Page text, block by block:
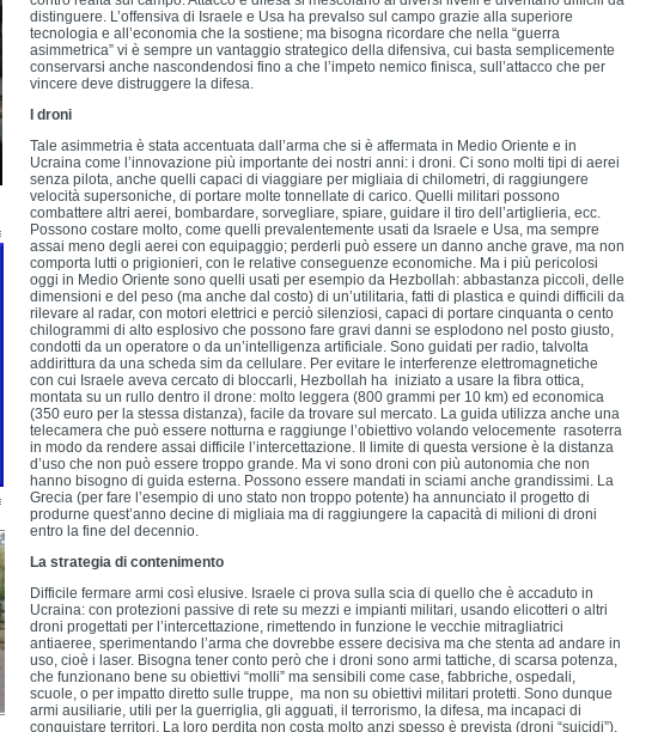
distinguere. L’offensiva di Israele e Usa ha prevalso sul campo grazie alla superiore
tecnologia e all’economia che la sostiene; ma bisogna ricordare che nella “guerra
asimmetrica” vi è sempre un vantaggio strategico della difensiva, cui basta semplicemente
conservarsi anche nascondendosi fino a che l’impeto nemico finisca, sull’attacco che per
vincere deve distruggere la difesa.
I droni
Tale asimmetria è stata accentuata dall’arma che si è affermata in Medio Oriente e in
Ucraina come l’innovazione più importante dei nostri anni: i droni. Ci sono molti tipi di aerei
senza pilota, anche quelli capaci di viaggiare per migliaia di chilometri, di raggiungere
velocità supersoniche, di portare molte tonnellate di carico. Quelli militari possono
combattere altri aerei, bombardare, sorvegliare, spiare, guidare il tiro dell’artiglieria, ecc.
Possono costare molto, come quelli prevalentemente usati da Israele e Usa, ma sempre
assai meno degli aerei con equipaggio; perderli può essere un danno anche grave, ma non
comporta lutti o prigionieri, con le relative conseguenze economiche. Ma i più pericolosi
oggi in Medio Oriente sono quelli usati per esempio da Hezbollah: abbastanza piccoli, delle
dimensioni e del peso (ma anche dal costo) di un’utilitaria, fatti di plastica e quindi difficili da
rilevare al radar, con motori elettrici e perciò silenziosi, capaci di portare cinquanta o cento
chilogrammi di alto esplosivo che possono fare gravi danni se esplodono nel posto giusto,
condotti da un operatore o da un’intelligenza artificiale. Sono guidati per radio, talvolta
addirittura da una scheda sim da cellulare. Per evitare le interferenze elettromagnetiche
con cui Israele aveva cercato di bloccarli, Hezbollah ha iniziato a usare la fibra ottica,
montata su un rullo dentro il drone: molto leggera (800 grammi per 10 km) ed economica
(350 euro per la stessa distanza), facile da trovare sul mercato. La guida utilizza anche una
telecamera che può essere notturna e raggiunge l’obiettivo volando velocemente rasoterra
in modo da rendere assai difficile l’intercettazione. Il limite di questa versione è la distanza
d’uso che non può essere troppo grande. Ma vi sono droni con più autonomia che non
hanno bisogno di guida esterna. Possono essere mandati in sciami anche grandissimi. La
Grecia (per fare l’esempio di uno stato non troppo potente) ha annunciato il progetto di
produrne quest’anno decine di migliaia ma di raggiungere la capacità di milioni di droni
entro la fine del decennio.
La strategia di contenimento
Difficile fermare armi così elusive. Israele ci prova sulla scia di quello che è accaduto in
Ucraina: con protezioni passive di rete su mezzi e impianti militari, usando elicotteri o altri
droni progettati per l’intercettazione, rimettendo in funzione le vecchie mitragliatrici
antiaeree, sperimentando l’arma che dovrebbe essere decisiva ma che stenta ad andare in
uso, cioè i laser. Bisogna tener conto però che i droni sono armi tattiche, di scarsa potenza,
che funzionano bene su obiettivi “molli” ma sensibili come case, fabbriche, ospedali,
scuole, o per impatto diretto sulle truppe, ma non su obiettivi militari protetti. Sono dunque
armi ausiliarie, utili per la guerriglia, gli agguati, il terrorismo, la difesa, ma incapaci di
conquistare territori. La loro perdita non costa molto anzi spesso è prevista (droni “suicidi”),